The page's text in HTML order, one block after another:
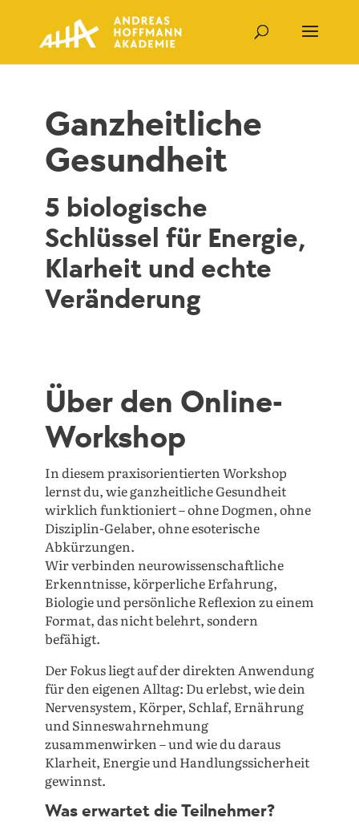
Ganzheitliche
Gesundheit
5 biologische
Schlüssel für Energie,
Klarheit und echte
Veränderung
Über den Online-
Workshop
In diesem praxisorientierten Workshop
lernst du, wie ganzheitliche Gesundheit
wirklich funktioniert – ohne Dogmen, ohne
Disziplin-Gelaber, ohne esoterische
Abkürzungen.
Wir verbinden neurowissenschaftliche
Erkenntnisse, körperliche Erfahrung,
Biologie und persönliche Reflexion zu einem
Format, das nicht belehrt, sondern
befähigt.
Der Fokus liegt auf der direkten Anwendung
für den eigenen Alltag: Du erlebst, wie dein
Nervensystem, Körper, Schlaf, Ernährung
und Sinneswahrnehmung
zusammenwirken – und wie du daraus
Klarheit, Energie und Handlungssicherheit
gewinnst.
Was erwartet die Teilnehmer?